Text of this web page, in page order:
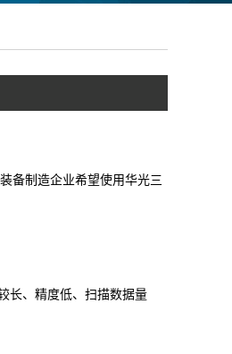
备制造企业希望使用华光三
长、精度低、扫描数据量